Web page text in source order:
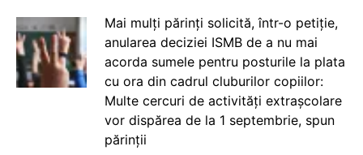
Mai mulți părinți solicită, într-o petiție,
anularea deciziei ISMB de a nu mai
acorda sumele pentru posturile la plata
cu ora din cadrul cluburilor copiilor:
Multe cercuri de activități extrașcolare
vor dispărea de la 1 septembrie, spun
părinții